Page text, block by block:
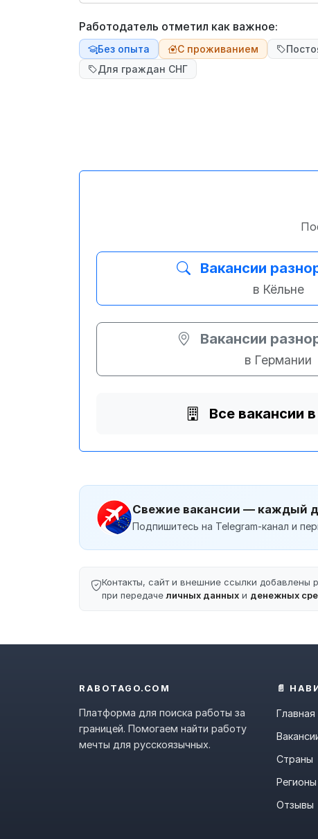
Работодатель отметил как важное:
Без опыта С проживанием
Для граждан СНГ
Вакансии
в Кёльне
Вакансии
в Германии
Все вакансии
Свежие вакансии — каждый
Подпишитесь на Telegram-канал и
Контакты, сайт и внешние ссылки добавлены
при передачеличных данных и денежных
RABOTAGO.COM
Платформа для поиска работы за
границей. Помогаем найти работу
мечты для русскоязычных.
📄
Главная
Страны
Регионы
Отзывы